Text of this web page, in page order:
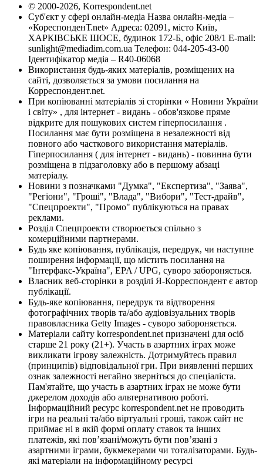
© 2000-2026, Korrespondent.net
Суб'єкт у сфері онлайн-медіа Назва онлайн-медіа –
«КореспонденТ.net» Адреса: 02091, місто Київ,
ХАРКІВСЬКЕ ШОСЕ, будинок 172-Б, офіс 208/1 E-mail:
sunlight@mediadim.com.ua Телефон: 044-205-43-00
Ідентифікатор медіа – R40-06068
Використання будь-яких матеріалів, розміщених на
сайті, дозволяється за умови посилання на
Корреспондент.net.
При копіюванні матеріалів зі сторінки « Новини України
і світу» , для інтернет - видань - обов'язкове пряме
відкрите для пошукових систем гіперпосилання .
Посилання має бути розміщена в незалежності від
повного або часткового використання матеріалів.
Гіперпосилання ( для інтернет - видань) - повинна бути
розміщена в підзаголовку або в першому абзаці
матеріалу.
Новини з позначками "Думка", "Експертиза", "Заява",
"Регіони", "Гроші", "Влада", "Вибори", "Тест-драйв",
"Спецпроекти", "Промо" публікуються на правах
реклами.
Розділ Спецпроекти створюється спільно з
комерційними партнерами.
Будь яке копіювання, публікація, передрук, чи наступне
поширення інформації, що містить посилання на
"Інтерфакс-Україна", EPA / UPG, суворо забороняється.
Власник веб-сторінки в розділі Я-Корреспондент є автор
публікації.
Будь-яке копіювання, передрук та відтворення
фотографічних творів та/або аудіовізуальних творів
правовласника Getty Images - суворо забороняється.
Матеріали сайту korrespondent.net призначені для осіб
старше 21 року (21+). Участь в азартних іграх може
викликати ігрову залежність. Дотримуйтесь правил
(принципів) відповідальної гри. При виявленні перших
ознак залежності негайно зверніться до спеціаліста.
Пам'ятайте, що участь в азартних іграх не може бути
джерелом доходів або альтернативою роботі.
Інформаційний ресурс korrespondent.net не проводить
ігри на реальні та/або віртуальні гроші, також сайт не
приймає ні в якій формі оплату ставок та інших
платежів, які пов’язані/можуть бути пов’язані з
азартними іграми, букмекерами чи тоталізаторами. Будь-
які матеріали на інформаційному ресурсі